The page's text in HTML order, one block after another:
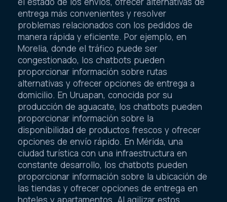
entrega más convenientes y resolver
problemas relacionados con los pedidos de
manera rápida y eficiente. Por ejemplo, en
Morelia, donde el tráfico puede ser
congestionado, los chatbots pueden
proporcionar información sobre rutas
alternativas y ofrecer opciones de entrega a
domicilio. En Uruapan, conocida por su
producción de aguacate, los chatbots pueden
proporcionar información sobre la
disponibilidad de productos frescos y ofrecer
opciones de envío rápido. En Mérida, una
ciudad turística con una infraestructura en
constante desarrollo, los chatbots pueden
proporcionar información sobre la ubicación de
las tiendas y ofrecer opciones de entrega en